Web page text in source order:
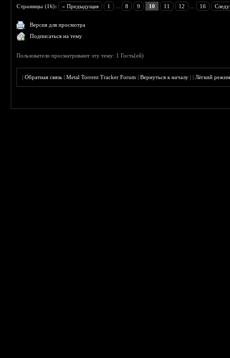
Страницы (16): « Предыдущая 1 8 9 10 11 12 16
Версия для просмотра
Подписаться на тему
Пользователи просматривают эту тему: 1 Гость(ей)
|Обратная связь |Metal Torrent Tracker Forum |Вернуться к началу ||Лёгкий